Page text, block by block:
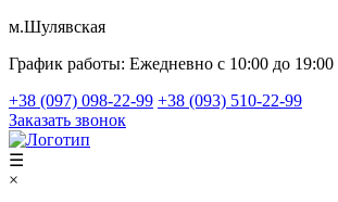
м.Шулявская
График работы: Ежедневно с 10:00 до 19:00
+38 (097) 098-22-99 +38 (093) 510-22-99
Заказать звонок
☰
×